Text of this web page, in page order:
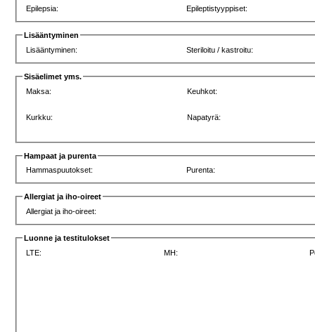
Epilepsia:
Epileptistyyppiset:
Lisääntyminen
Lisääntyminen:
Steriloitu / kastroitu:
Sisäelimet yms.
Maksa:
Keuhkot:
Kurkku: Napatyrä:
Hampaat ja purenta
Hammaspuutokset:
Purenta:
Allergiat ja iho-oireet
Allergiat ja iho-oireet:
Luonne ja testitulokset
LTE:
MH: